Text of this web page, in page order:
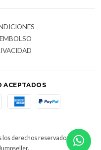
ACEPTADOS
derechos reservados.
.